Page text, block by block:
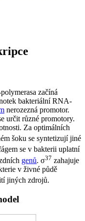
začíná
bakteriální RNA-
nerozezná promotor.
určit různé promotory.
Za optimálních
šoku se syntetizují jiné
se v bakterii uplatní
genů. σ37 zahajuje
v živné půdě
jiných zdrojů.